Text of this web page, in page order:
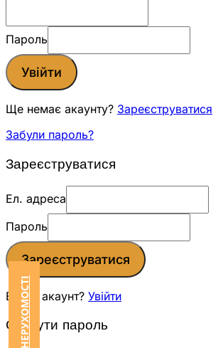
Пароль
Увійти
Ще немає акаунту? Зареєструватися
Забули пароль?
Зареєструватися
Ел. адреса
Пароль
Зареєструватися
Вже є акаунт? Увійти
Скинути пароль